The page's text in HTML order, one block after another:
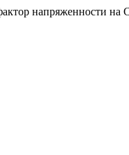
напряженности на